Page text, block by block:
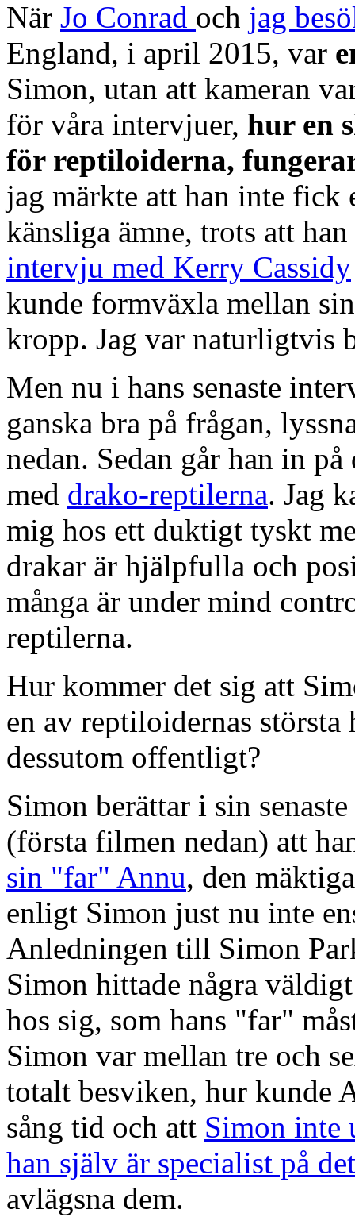
När Jo Conrad och jag
England, i april 2015, var
Simon, utan att kameran
för våra intervjuer, hur en
för reptiloiderna,
jag märkte att han inte
känsliga ämne, trots att
intervju med Kerry Cassidy
kunde formväxla mellan
kropp. Jag var naturligtvis
Men nu i hans senaste
ganska bra på frågan,
nedan. Sedan går han in
med drako-reptilerna. Jag
mig hos ett duktigt tyskt
drakar är hjälpfulla och
många är under mind
reptilerna.
Hur kommer det sig att
en av reptiloidernas
dessutom offentligt?
Simon berättar i sin
(första filmen nedan) att
sin "far" Annu, den
enligt Simon just nu inte
Anledningen till Simon
Simon hittade några
hos sig, som hans "far"
Simon var mellan tre och
totalt besviken, hur kunde
sång tid och att Simon inte
han själv är specialist på det
avlägsna dem.